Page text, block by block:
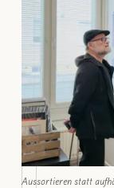
Aussortieren statt